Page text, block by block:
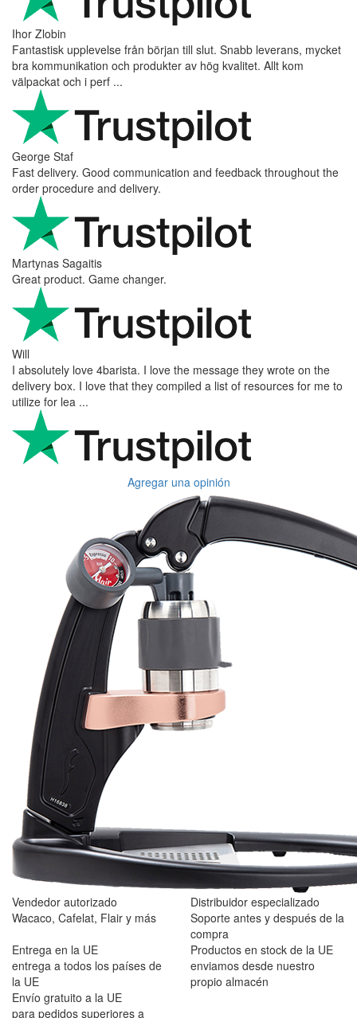
Ihor Zlobin
Fantastisk upplevelse från början till slut. Snabb leverans, mycket
bra kommunikation och produkter av hög kvalitet. Allt kom
välpackat och i perf ...
George Staf
Fast delivery. Good communication and feedback throughout the
order procedure and delivery.
Martynas Sagaitis
Great product. Game changer.
Will
I absolutely love 4barista. I love the message they wrote on the
delivery box. I love that they compiled a list of resources for me to
utilize for lea ...
Agregar una opinión
Vendedor autorizado
Wacaco, Cafelat, Flair y más
Distribuidor especializado
Soporte antes y después de la
compra
Entrega en la UE
entrega a todos los países de
la UE
Productos en stock de la UE
enviamos desde nuestro
propio almacén
Envío gratuito a la UE
para pedidos superiores a